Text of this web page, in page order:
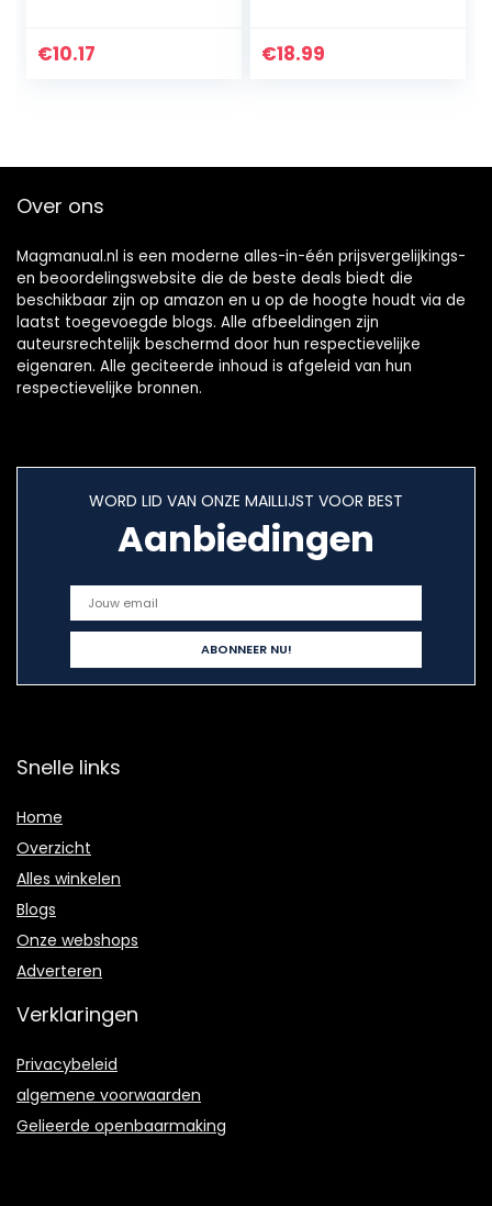
test weerstand
€10.17
verschillende
€18.99
Over ons
Magmanual.nl is een moderne alles-in-één prijsvergelijkings-
en beoordelingswebsite die de beste deals biedt die
beschikbaar zijn op amazon en u op de hoogte houdt via de
laatst toegevoegde blogs. Alle afbeeldingen zijn
auteursrechtelijk beschermd door hun respectievelijke
eigenaren. Alle geciteerde inhoud is afgeleid van hun
respectievelijke bronnen.
WORD LID VAN ONZE MAILLIJST VOOR BEST
Aanbiedingen
Snelle links
Home
Overzicht
Alles winkelen
Blogs
Onze webshops
Adverteren
Verklaringen
Privacybeleid
algemene voorwaarden
Gelieerde openbaarmaking